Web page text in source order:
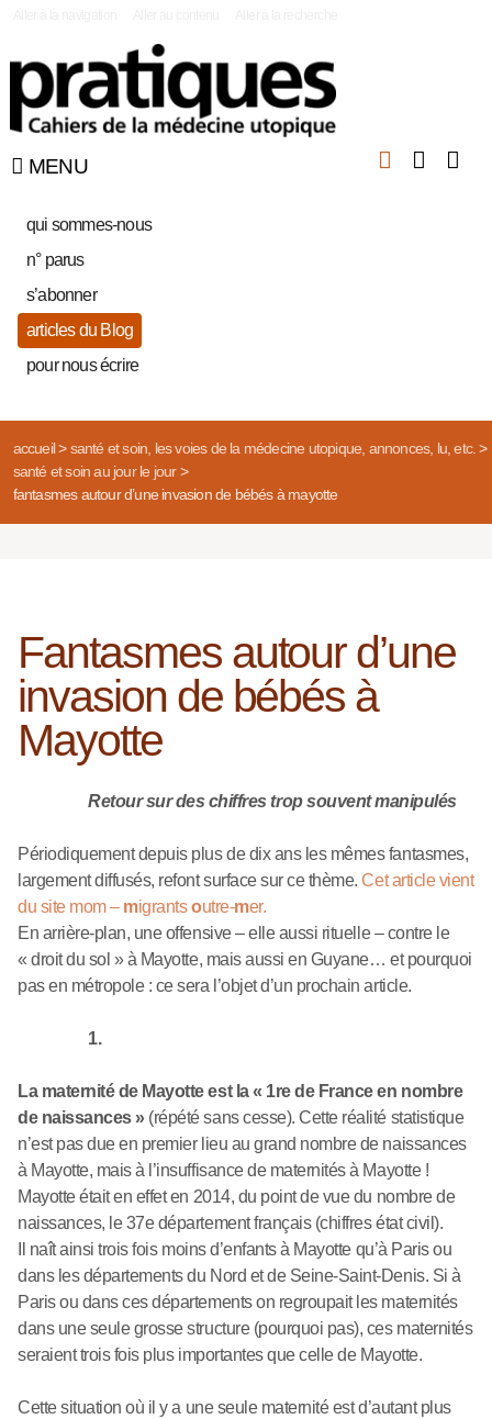
MENU
qui sommes-nous
n° parus
s’abonner
articles du Blog
pour nous écrire
accueil> santé et soin, les voies de la médecine utopique, annonces, lu, etc.>
santé et soin au jour le jour>
fantasmes autour d’une invasion de bébés à mayotte
Fantasmes autour d’une
invasion de bébés à
Mayotte
Retour sur des chiffres trop souvent manipulés
Périodiquement depuis plus de dix ans les mêmes fantasmes,
largement diffusés, refont surface sur ce thème.Cet article vient
du site mom – migrantsoutre-mer.
En arrière-plan, une offensive – elle aussi rituelle – contre le
« droit du sol » à Mayotte, mais aussi en Guyane… et pourquoi
pas en métropole : ce sera l’objet d’un prochain article.
1.
La maternité de Mayotte est la « 1re de France en nombre
de naissances »(répété sans cesse). Cette réalité statistique
n’est pas due en premier lieu au grand nombre de naissances
à Mayotte, mais à l’insuffisance de maternités à Mayotte !
Mayotte était en effet en 2014, du point de vue du nombre de
naissances, le 37e département français (chiffres état civil).
Il naît ainsi trois fois moins d’enfants à Mayotte qu’à Paris ou
dans les départements du Nord et de Seine-Saint-Denis. Si à
Paris ou dans ces départements on regroupait les maternités
dans une seule grosse structure (pourquoi pas), ces maternités
seraient trois fois plus importantes que celle de Mayotte.
Cette situation où il y a une seule maternité est d’autant plus